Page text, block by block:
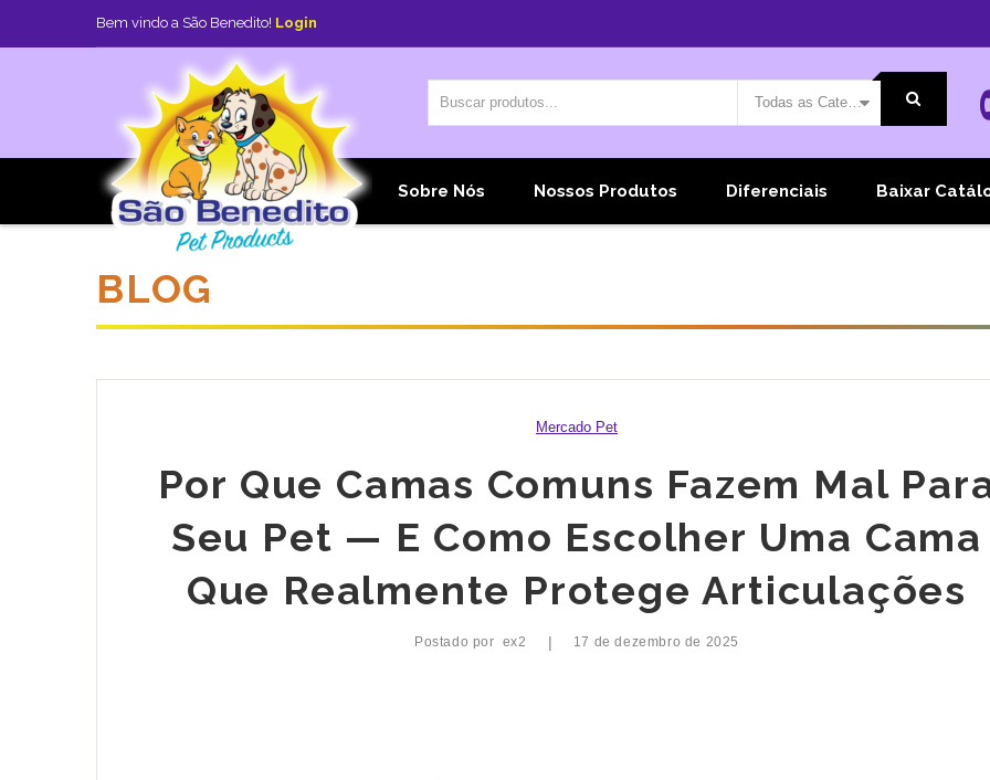
Bem vindo a São Benedito! Login
Todas as Categorias
Home Sobre Nós Nossos Produtos Diferenciais Baixar
BLOG
Mercado Pet
Por Que Camas Comuns Fazem Mal
Seu Pet — E Como Escolher Uma Cama
Que Realmente Protege Articulações
Postado por ex2 | 17 de dezembro de 2025